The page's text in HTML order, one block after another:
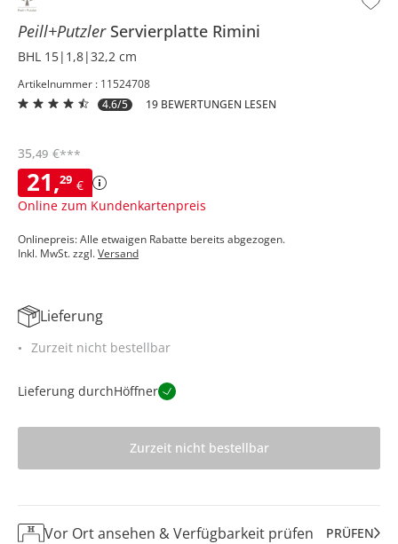
Peill+Putzler Servierplatte Rimini
BHL 15|1,8|32,2 cm
Artikelnummer : 11524708
4.6/5
19 BEWERTUNGEN LESEN
21,29 €
Online zum Kundenkartenpreis
35,49 €***
Onlinepreis: Alle etwaigen Rabatte bereits abgezogen.
Inkl. MwSt. zzgl.Versand
Lieferung
Zurzeit nicht bestellbar
Lieferung durchHöffner
Zurzeit nicht bestellbar
Vor Ort ansehen & Verfügbarkeit prüfen PRÜFEN